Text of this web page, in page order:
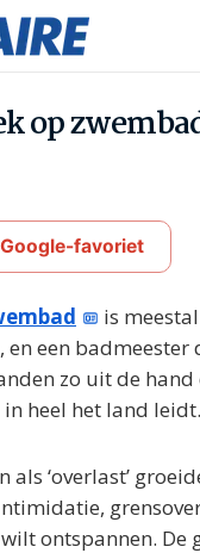
op
favoriet
is
een
zo uit de
heel het land leidt.
als ‘overlast’
ontspannen. De